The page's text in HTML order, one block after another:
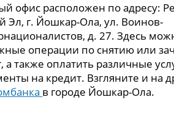
офис расположен по адресу:
Эл, г. Йошкар-Ола, ул. Воинов-
д. 27. Здесь
операции по снятию или
а также оплатить различные
на кредит. Взгляните и на
в городе Йошкар-Ола.